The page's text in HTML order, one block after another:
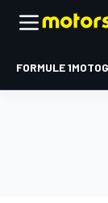
FORMULE 1